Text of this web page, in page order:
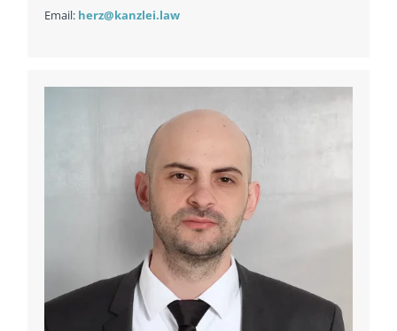
Email: herz@kanzlei.law